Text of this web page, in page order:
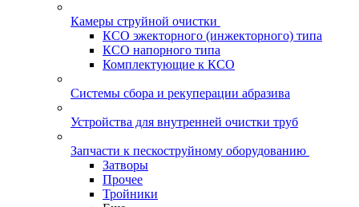
Камеры струйной очистки
КСО эжекторного (инжекторного) типа
КСО напорного типа
Комплектующие к КСО
Системы сбора и рекуперации абразива
Устройства для внутренней очистки труб
Запчасти к пескоструйному оборудованию
Затворы
Прочее
Тройники